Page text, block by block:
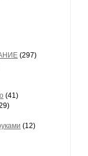
(297)
(41)
(12)